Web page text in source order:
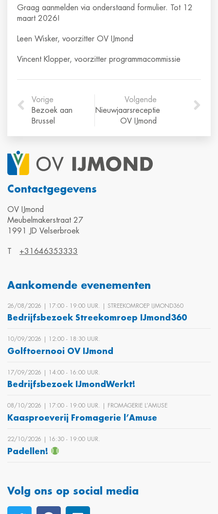
Graag aanmelden via onderstaand formulier. Tot 12
maart 2026!
Leen Wisker, voorzitter OV IJmond
Vincent Klopper, voorzitter programmacommissie
Vorige
Bezoek aan
Brussel
Volgende
Nieuwjaarsreceptie
OV IJmond
Contactgegevens
OV IJmond
Meubelmakerstraat 27
1991 JD Velserbroek
T +31646353333
Aankomende evenementen
26/08/2026 | 17:00 ‐ 19:00 UUR. | STREEKOMROEP IJMOND360
Bedrijfsbezoek Streekomroep IJmond360
10/09/2026 | 12:00 ‐ 18:30 UUR.
Golftoernooi OV IJmond
17/09/2026 | 14:00 ‐ 16:00 UUR.
Bedrijfsbezoek IJmondWerkt!
08/10/2026 | 17:00 ‐ 19:00 UUR. | FROMAGERIE L’AMUSE
Kaasproeverij Fromagerie l’Amuse
22/10/2026 | 16:30 ‐ 19:00 UUR.
Padellen!
Volg ons op social media